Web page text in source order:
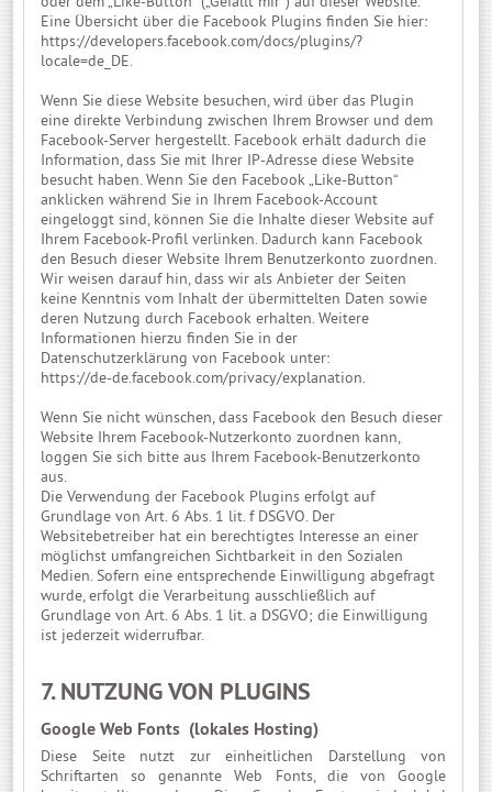
Eine Übersicht über die Facebook Plugins finden Sie hier:
https://developers.facebook.com/docs/plugins/?
locale=de_DE.
Wenn Sie diese Website besuchen, wird über das Plugin
eine direkte Verbindung zwischen Ihrem Browser und dem
Facebook-Server hergestellt. Facebook erhält dadurch die
Information, dass Sie mit Ihrer IP-Adresse diese Website
besucht haben. Wenn Sie den Facebook „Like-Button“
anklicken während Sie in Ihrem Facebook-Account
eingeloggt sind, können Sie die Inhalte dieser Website auf
Ihrem Facebook-Profil verlinken. Dadurch kann Facebook
den Besuch dieser Website Ihrem Benutzerkonto zuordnen.
Wir weisen darauf hin, dass wir als Anbieter der Seiten
keine Kenntnis vom Inhalt der übermittelten Daten sowie
deren Nutzung durch Facebook erhalten. Weitere
Informationen hierzu finden Sie in der
Datenschutzerklärung von Facebook unter:
https://de-de.facebook.com/privacy/explanation.
Wenn Sie nicht wünschen, dass Facebook den Besuch dieser
Website Ihrem Facebook-Nutzerkonto zuordnen kann,
loggen Sie sich bitte aus Ihrem Facebook-Benutzerkonto
aus.
Die Verwendung der Facebook Plugins erfolgt auf
Grundlage von Art. 6 Abs. 1 lit. f DSGVO. Der
Websitebetreiber hat ein berechtigtes Interesse an einer
möglichst umfangreichen Sichtbarkeit in den Sozialen
Medien. Sofern eine entsprechende Einwilligung abgefragt
wurde, erfolgt die Verarbeitung ausschließlich auf
Grundlage von Art. 6 Abs. 1 lit. a DSGVO; die Einwilligung
ist jederzeit widerrufbar.
7. NUTZUNG VON PLUGINS
Google Web Fonts (lokales Hosting)
Diese Seite nutzt zur einheitlichen Darstellung von
Schriftarten so genannte Web Fonts, die von Google